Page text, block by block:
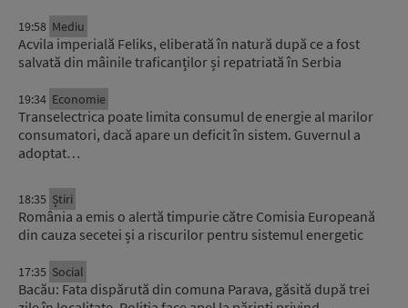
19:58 Mediu
Acvila imperială Feliks, eliberată în natură după ce a fost
salvată din mâinile traficanților și repatriată în Serbia
19:34 Economie
Transelectrica poate limita consumul de energie al marilor
consumatori, dacă apare un deficit în sistem. Guvernul a
adoptat…
18:35 Știri
România a emis o alertă timpurie către Comisia Europeană
din cauza secetei și a riscurilor pentru sistemul energetic
17:35 Social
Bacău: Fata dispărută din comuna Parava, găsită după trei